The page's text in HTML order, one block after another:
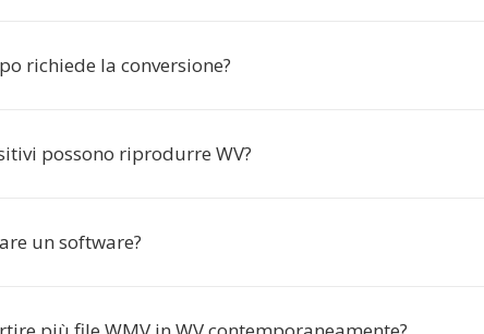
richiede la conversione?
possono riprodurre WV?
un software?